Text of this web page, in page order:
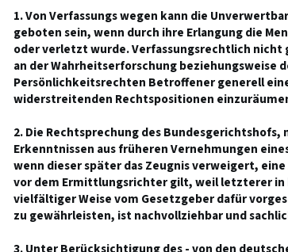
1. Von Verfassungs wegen kann die
geboten sein, wenn durch ihre Erlangung die
oder verletzt wurde. Verfassungsrechtlich
an der Wahrheitserforschung beziehungsweise
Persönlichkeitsrechten Betroffener generell
widerstreitenden Rechtspositionen
2. Die Rechtsprechung des Bundesgerichtshofs,
Erkenntnissen aus früheren Vernehmungen
wenn dieser später das Zeugnis verweigert,
vor dem Ermittlungsrichter gilt, weil letzterer in
vielfältiger Weise vom Gesetzgeber dafür
zu gewährleisten, ist nachvollziehbar und